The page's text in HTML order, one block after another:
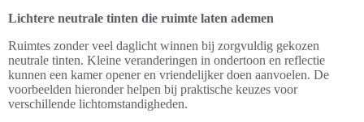
Lichtere neutrale tinten die ruimte laten ademen
Ruimtes zonder veel daglicht winnen bij zorgvuldig gekozen
neutrale tinten. Kleine veranderingen in ondertoon en reflectie
kunnen een kamer opener en vriendelijker doen aanvoelen. De
voorbeelden hieronder helpen bij praktische keuzes voor
verschillende lichtomstandigheden.